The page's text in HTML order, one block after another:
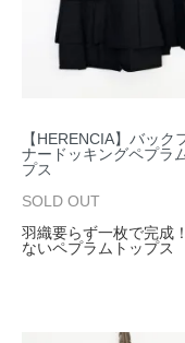
【HERENCIA】バック
ナードッキングペプラ
プス
SOLD OUT
羽織要らず一枚で完成
ないペプラムトップス